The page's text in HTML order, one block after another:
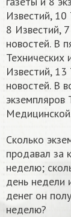
Известий,
8 Известий,
новостей. В
Известий,
новостей. В
экземпляров
Сколько
продавал за
неделю;
день недели
денег он
неделю?